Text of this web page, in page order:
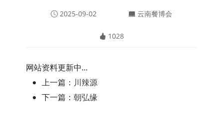
2025-09-02 云南餐博会
1028
网站资料更新中...
上一篇： 川辣源
下一篇： 朝弘缘